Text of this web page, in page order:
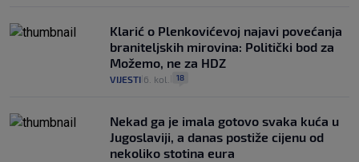
Klarić o Plenkovićevoj najavi povećanja
braniteljskih mirovina: Politički bod za
Možemo, ne za HDZ
VIJESTI 6. kol. 18
Nekad ga je imala gotovo svaka kuća u
Jugoslaviji, a danas postiže cijenu od
nekoliko stotina eura